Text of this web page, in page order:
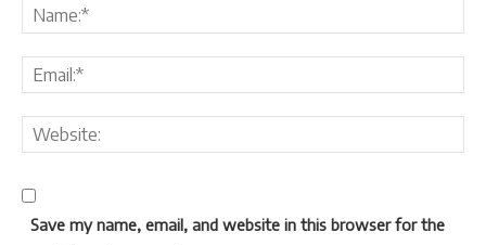
Save my name, email, and website in this browser for the